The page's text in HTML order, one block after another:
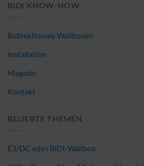
BIDI KNOW-HOW
Bidirektionale Wallboxen
Installation
Magazin
Kontakt
BELIEBTE THEMEN
E3/DC edsn BiDi-Wallbox